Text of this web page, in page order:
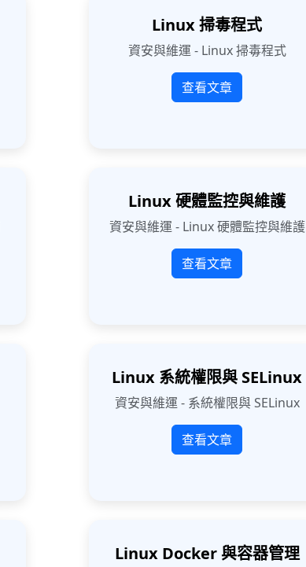
Linux 掃毒程式
資安與維運 - Linux 掃毒程式
查看文章
Linux 硬體監控與維護
資安與維運 - Linux 硬體監控與維護
查看文章
Linux 系統權限與 SELinux
資安與維運 - 系統權限與 SELinux
查看文章
Linux Docker 與容器管理